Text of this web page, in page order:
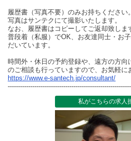
履歴書（写真不要）のみお持ちください。
写真はサンテクにて撮影いたします。
なお、履歴書はコピーしてご返却致しま
普段着（私服）でOK、お友達同士・お
だいています。
時間外・休日の予約登録や、遠方の方
のご相談も行っていますので、お気軽に
https://www.e-santech.jp/consultant/
私がこちらの求人